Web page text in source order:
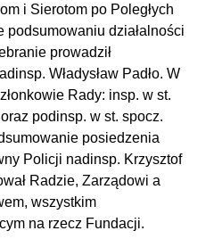
i Sierotom po Poległych
podsumowaniu działalności
prowadził
Władysław Padło. W
Rady: insp. w st.
podinsp. w st. spocz.
posiedzenia
Policji nadinsp. Krzysztof
Radzie, Zarządowi a
wszystkim
na rzecz Fundacji.